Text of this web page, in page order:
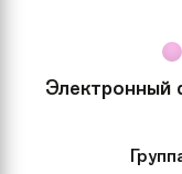
Электронный